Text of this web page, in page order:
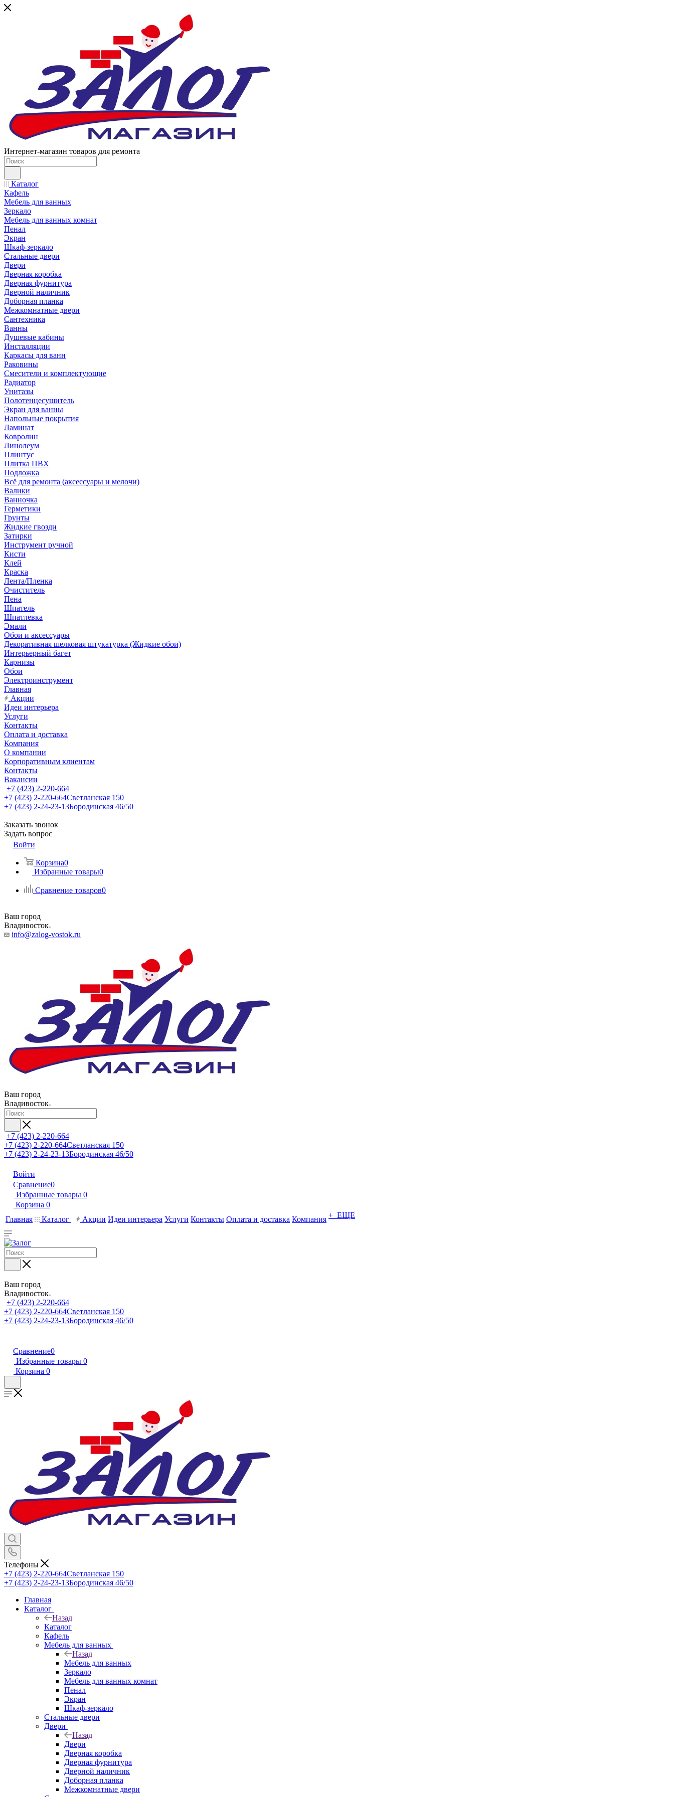
Интернет-магазин товаров для ремонта
Каталог
Кафель
Мебель для ванных
Зеркало
Мебель для ванных комнат
Пенал
Экран
Шкаф-зеркало
Стальные двери
Двери
Дверная коробка
Дверная фурнитура
Дверной наличник
Доборная планка
Межкомнатные двери
Сантехника
Ванны
Душевые кабины
Инсталляции
Каркасы для ванн
Раковины
Смесители и комплектующие
Радиатор
Унитазы
Полотенцесушитель
Экран для ванны
Напольные покрытия
Ламинат
Ковролин
Линолеум
Плинтус
Плитка ПВХ
Подложка
Всё для ремонта (аксессуары и мелочи)
Валики
Ванночка
Герметики
Грунты
Жидкие гвозди
Затирки
Инструмент ручной
Кисти
Клей
Краска
Лента/Пленка
Очиститель
Пена
Шпатель
Шпатлевка
Эмали
Обои и аксессуары
Декоративная шелковая штукатурка (Жидкие обои)
Интерьерный багет
Карнизы
Обои
Электроинструмент
Главная
Акции
Идеи интерьера
Услуги
Контакты
Оплата и доставка
Компания
О компании
Корпоративным клиентам
Контакты
Вакансии
+7 (423) 2-220-664
+7 (423) 2-220-664Светланская 150
+7 (423) 2-24-23-13Бородинская 46/50
Заказать звонок
Задать вопрос
Войти
Корзина0
Избранные товары0
Сравнение товаров0
Ваш город
Владивосток
info@zalog-vostok.ru
Ваш город
Владивосток
+7 (423) 2-220-664
+7 (423) 2-220-664Светланская 150
+7 (423) 2-24-23-13Бородинская 46/50
Войти
Сравнение0
Избранные товары 0
Корзина 0
Главная
Каталог Акции Идеи интерьера Услуги Контакты Оплата и доставка Компания + ЕЩЕ
Ваш город
Владивосток
+7 (423) 2-220-664
+7 (423) 2-220-664Светланская 150
+7 (423) 2-24-23-13Бородинская 46/50
Сравнение0
Избранные товары 0
Корзина 0
Телефоны
+7 (423) 2-220-664Светланская 150
+7 (423) 2-24-23-13Бородинская 46/50
Главная
Каталог
Назад
Каталог
Кафель
Мебель для ванных
Назад
Мебель для ванных
Зеркало
Мебель для ванных комнат
Пенал
Экран
Шкаф-зеркало
Стальные двери
Двери
Назад
Двери
Дверная коробка
Дверная фурнитура
Дверной наличник
Доборная планка
Межкомнатные двери